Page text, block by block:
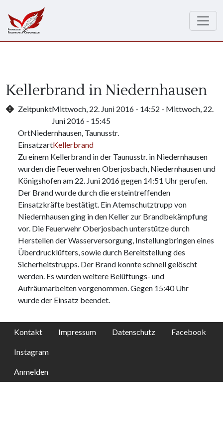
Kellerbrand in Niedernhausen
ZeitpunktMittwoch, 22. Juni 2016 - 14:52 - Mittwoch, 22.
Juni 2016 - 15:45
OrtNiedernhausen, Taunusstr.
EinsatzartKellerbrand
Zu einem Kellerbrand in der Taunusstr. in Niedernhausen
wurden die Feuerwehren Oberjosbach, Niedernhausen und
Königshofen am 22. Juni 2016 gegen 14:51 Uhr gerufen.
Der Brand wurde durch die ersteintreffenden
Einsatzkräfte bestätigt. Ein Atemschutztrupp von
Niedernhausen ging in den Keller zur Brandbekämpfung
vor. Die Feuerwehr Oberjosbach unterstütze durch
Herstellen der Wasserversorgung, Instellungbringen eines
Überdrucklüfters, sowie durch Bereitstellung des
Sicherheitstrupps. Der Brand konnte schnell gelöscht
werden. Es wurden weitere Belüftungs- und
Aufräumarbeiten vorgenommen. Gegen 15:40 Uhr
wurde der Einsatz beendet.
Kontakt Impressum Datenschutz Facebook
Instagram
Anmelden